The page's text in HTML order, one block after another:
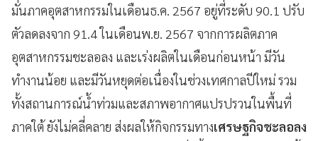
มั่นภาคอุตสาหกรรมในเดือนธ.ค. 2567 อยู่ที่ระดับ 90.1 ปรับ
ตัวลดลงจาก 91.4 ในเดือนพ.ย. 2567 จากการผลิตภาค
อุตสาหกรรมชะลอลง และเร่งผลิตในเดือนก่อนหน้า มีวัน
ทำงานน้อย และมีวันหยุดต่อเนื่องในช่วงเทศกาลปีใหม่ รวม
ทั้งสถานการณ์น้ำท่วมและสภาพอากาศแปรปรวนในพื้นที่
ภาคใต้ ยังไม่คลี่คลาย ส่งผลให้กิจกรรมทางเศรษฐกิจชะลอลง